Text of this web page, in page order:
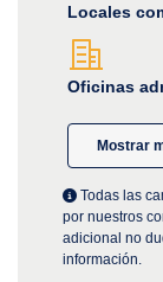
Locales
Oficinas
Mostrar
Todas las
por nuestros
adicional no
información.